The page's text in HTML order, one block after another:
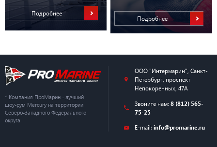
Подробнее
Подробнее
* Компания ПроМарин - лучший
шоу-рум Mercury на территории
Северо-Западного Федерального
округа
ООО "Интермарин" Санкт-
Петербург, проспект
Непокоренных, 47А
Звоните нам: 8 (812) 565-
75-25
E-mail: info@promarine.ru